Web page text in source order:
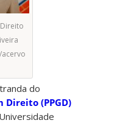
do
Direito (PPGD)